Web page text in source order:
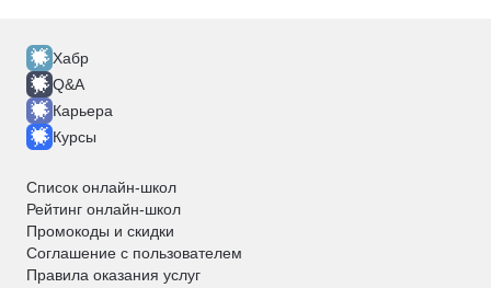
Хабр
Q&A
Карьера
Курсы
Список онлайн-школ
Рейтинг онлайн-школ
Промокоды и скидки
Соглашение с пользователем
Правила оказания услуг